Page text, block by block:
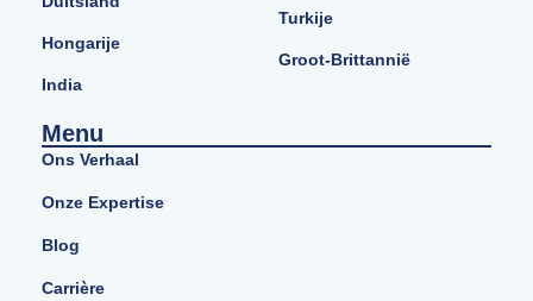
Hongarije
India
Turkije
Groot-Brittannië
Menu
Ons Verhaal
Onze Expertise
Blog
Carrière